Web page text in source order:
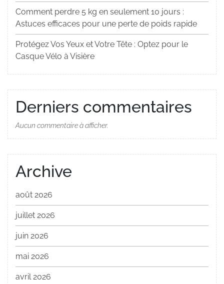
Comment perdre 5 kg en seulement 10 jours :
Astuces efficaces pour une perte de poids rapide
Protégez Vos Yeux et Votre Tête : Optez pour le
Casque Vélo à Visière
Derniers commentaires
Aucun commentaire à afficher.
Archive
août 2026
juillet 2026
juin 2026
mai 2026
avril 2026